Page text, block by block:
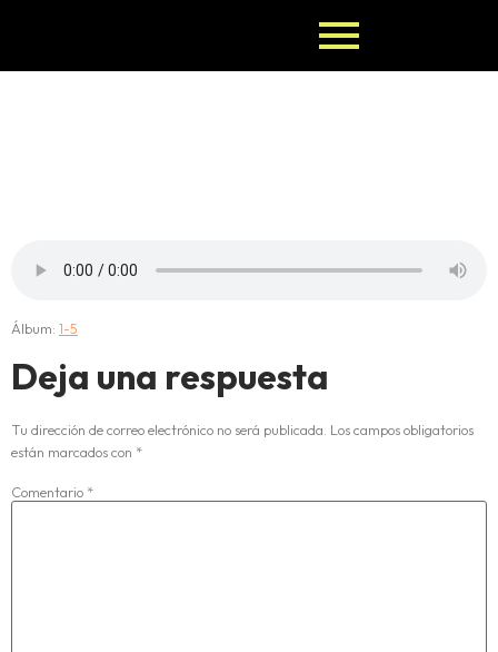
Álbum: 1-5
Deja una respuesta
Tu dirección de correo electrónico no será publicada. Los campos obligatorios
están marcados con *
Comentario *